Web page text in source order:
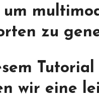
um
zu
Tutorial
wir eine